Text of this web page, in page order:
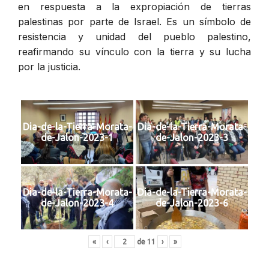
en respuesta a la expropiación de tierras
palestinas por parte de Israel. Es un símbolo de
resistencia y unidad del pueblo palestino,
reafirmando su vínculo con la tierra y su lucha
por la justicia.
Dia-de-la-Tierra-Morata-
de-Jalon-2023-1
Dia-de-la-Tierra-Morata-
de-Jalon-2023-3
Dia-de-la-Tierra-Morata-
de-Jalon-2023-4
Dia-de-la-Tierra-Morata-
de-Jalon-2023-6
« ‹ de 11 › »